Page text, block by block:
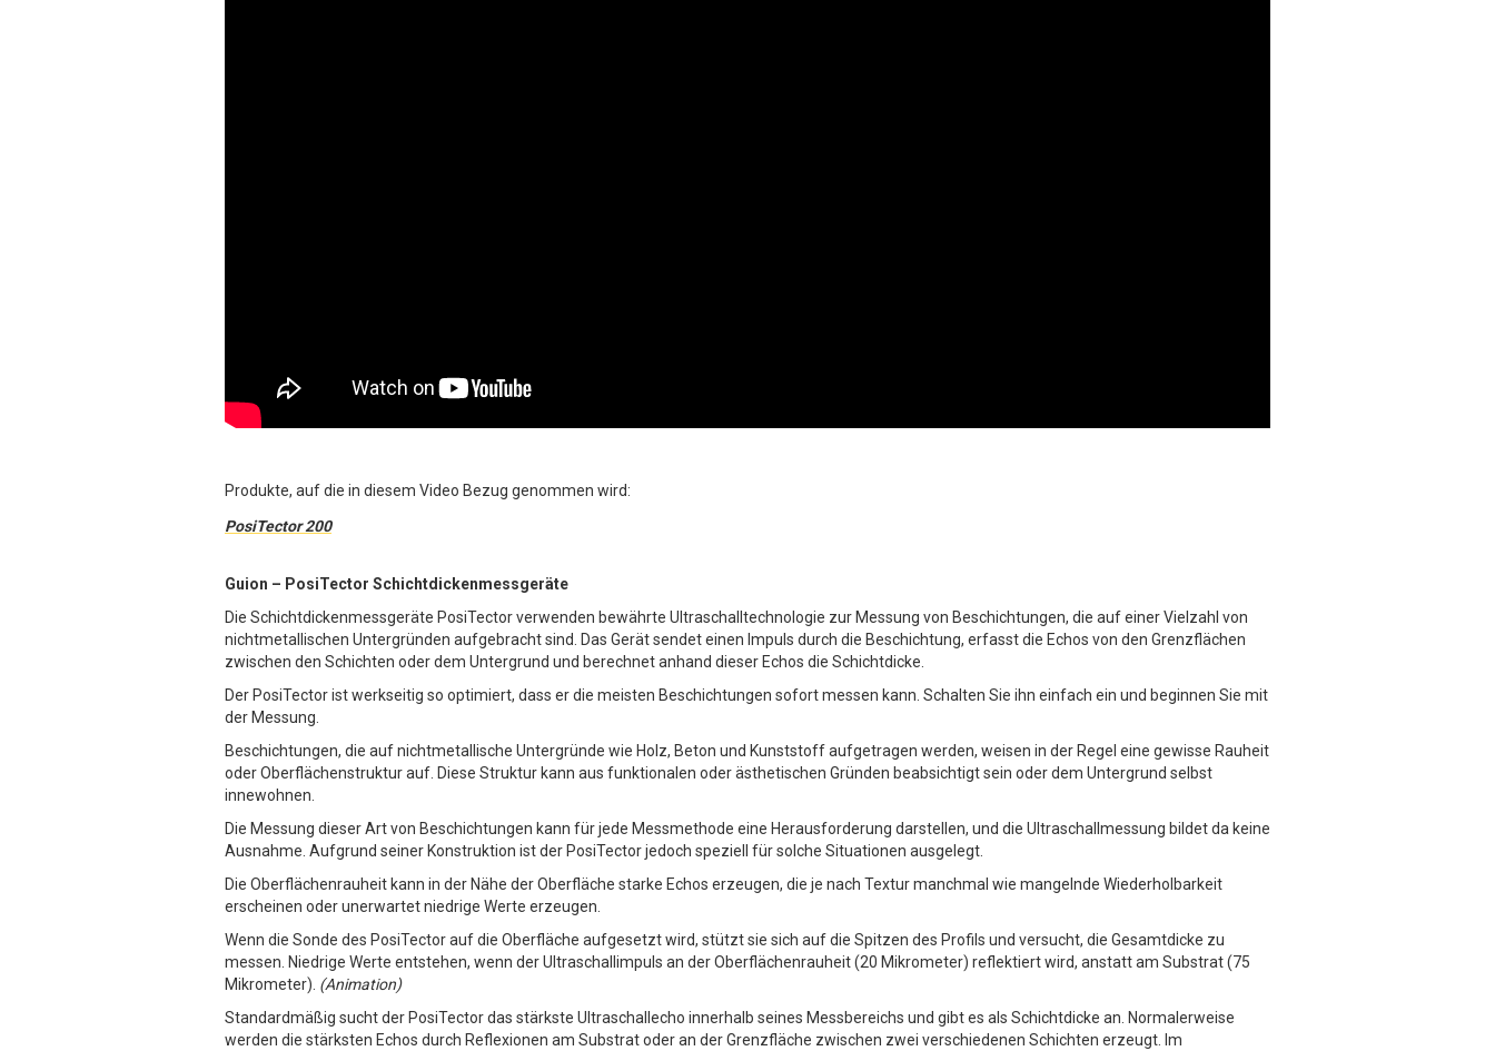
Produkte, auf die in diesem Video Bezug genommen wird:
PosiTector 200
Guion – PosiTector Schichtdickenmessgeräte
Die Schichtdickenmessgeräte PosiTector verwenden bewährte Ultraschalltechnologie zur Messung von Beschichtungen, die auf einer Vielzahl von
nichtmetallischen Untergründen aufgebracht sind. Das Gerät sendet einen Impuls durch die Beschichtung, erfasst die Echos von den Grenzflächen
zwischen den Schichten oder dem Untergrund und berechnet anhand dieser Echos die Schichtdicke.
Der PosiTector ist werkseitig so optimiert, dass er die meisten Beschichtungen sofort messen kann. Schalten Sie ihn einfach ein und beginnen Sie mit
der Messung.
Beschichtungen, die auf nichtmetallische Untergründe wie Holz, Beton und Kunststoff aufgetragen werden, weisen in der Regel eine gewisse Rauheit
oder Oberflächenstruktur auf. Diese Struktur kann aus funktionalen oder ästhetischen Gründen beabsichtigt sein oder dem Untergrund selbst
innewohnen.
Die Messung dieser Art von Beschichtungen kann für jede Messmethode eine Herausforderung darstellen, und die Ultraschallmessung bildet da keine
Ausnahme. Aufgrund seiner Konstruktion ist der PosiTector jedoch speziell für solche Situationen ausgelegt.
Die Oberflächenrauheit kann in der Nähe der Oberfläche starke Echos erzeugen, die je nach Textur manchmal wie mangelnde Wiederholbarkeit
erscheinen oder unerwartet niedrige Werte erzeugen.
Wenn die Sonde des PosiTector auf die Oberfläche aufgesetzt wird, stützt sie sich auf die Spitzen des Profils und versucht, die Gesamtdicke zu
messen. Niedrige Werte entstehen, wenn der Ultraschallimpuls an der Oberflächenrauheit (20 Mikrometer) reflektiert wird, anstatt am Substrat (75
Mikrometer). (Animation)
Standardmäßig sucht der PosiTector das stärkste Ultraschallecho innerhalb seines Messbereichs und gibt es als Schichtdicke an. Normalerweise
werden die stärksten Echos durch Reflexionen am Substrat oder an der Grenzfläche zwischen zwei verschiedenen Schichten erzeugt. Im